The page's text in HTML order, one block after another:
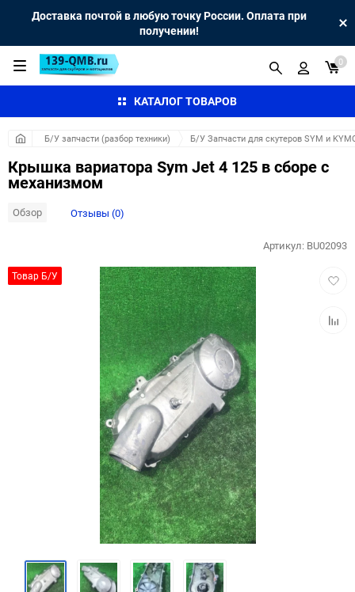
Доставка почтой в любую точку России. Оплата при
получении!
КАТАЛОГ ТОВАРОВ
0
Б/У запчасти (разбор техники) Б/У Запчасти для скутеров SYM и
Крышка вариатора Sym Jet 4 125 в сборе с
механизмом
Обзор Отзывы (0)
Товар Б/У
Артикул: BU02093